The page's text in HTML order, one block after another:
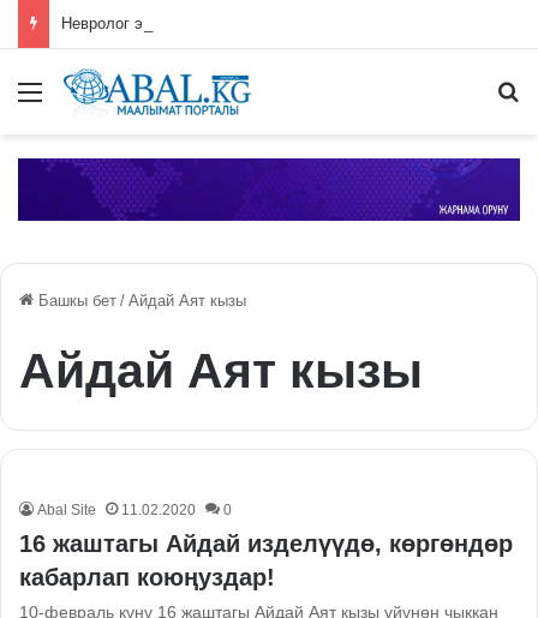
Невролог эс тутум үчүн эң пайдалуу суусундукту атады
Меню
Башкы бет / Айдай Аят кызы
Айдай Аят кызы
Abal Site 11.02.2020 0
16 жаштагы Айдай изделүүдө, көргөндөр
кабарлап коюңуздар!
10-февраль күнү 16 жаштагы Айдай Аят кызы үйүнөн чыккан